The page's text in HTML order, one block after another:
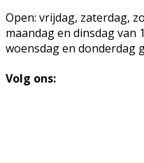
Open: vrijdag, zaterdag,
maandag en dinsdag van
woensdag en donderdag
Volg ons: